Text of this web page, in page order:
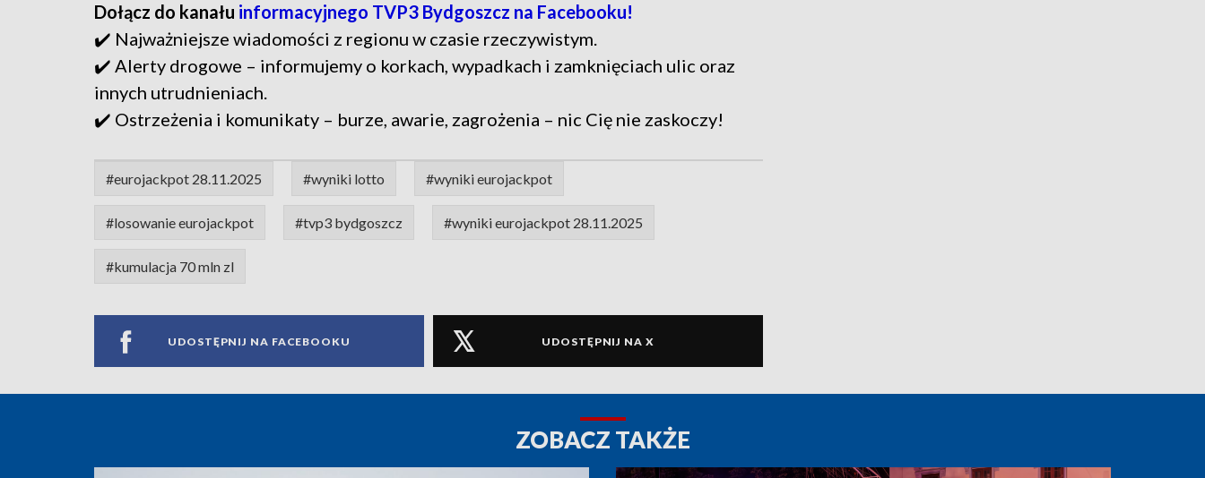
Dołącz do kanału informacyjnego TVP3 Bydgoszcz na Facebooku!
✔️ Najważniejsze wiadomości z regionu w czasie rzeczywistym.
✔️ Alerty drogowe – informujemy o korkach, wypadkach i zamknięciach ulic oraz
innych utrudnieniach.
✔️ Ostrzeżenia i komunikaty – burze, awarie, zagrożenia – nic Cię nie zaskoczy!
#eurojackpot 28.11.2025 #wyniki lotto #wyniki eurojackpot
#losowanie eurojackpot #tvp3 bydgoszcz #wyniki eurojackpot 28.11.2025
#kumulacja 70 mln zl
UDOSTĘPNIJ NA FACEBOOKU UDOSTĘPNIJ NA X
ZOBACZ TAKŻE